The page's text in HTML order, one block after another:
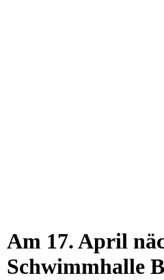
Am 17. April
Schwimmhalle